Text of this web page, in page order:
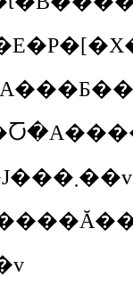
�u�ӂ����J���܂��v